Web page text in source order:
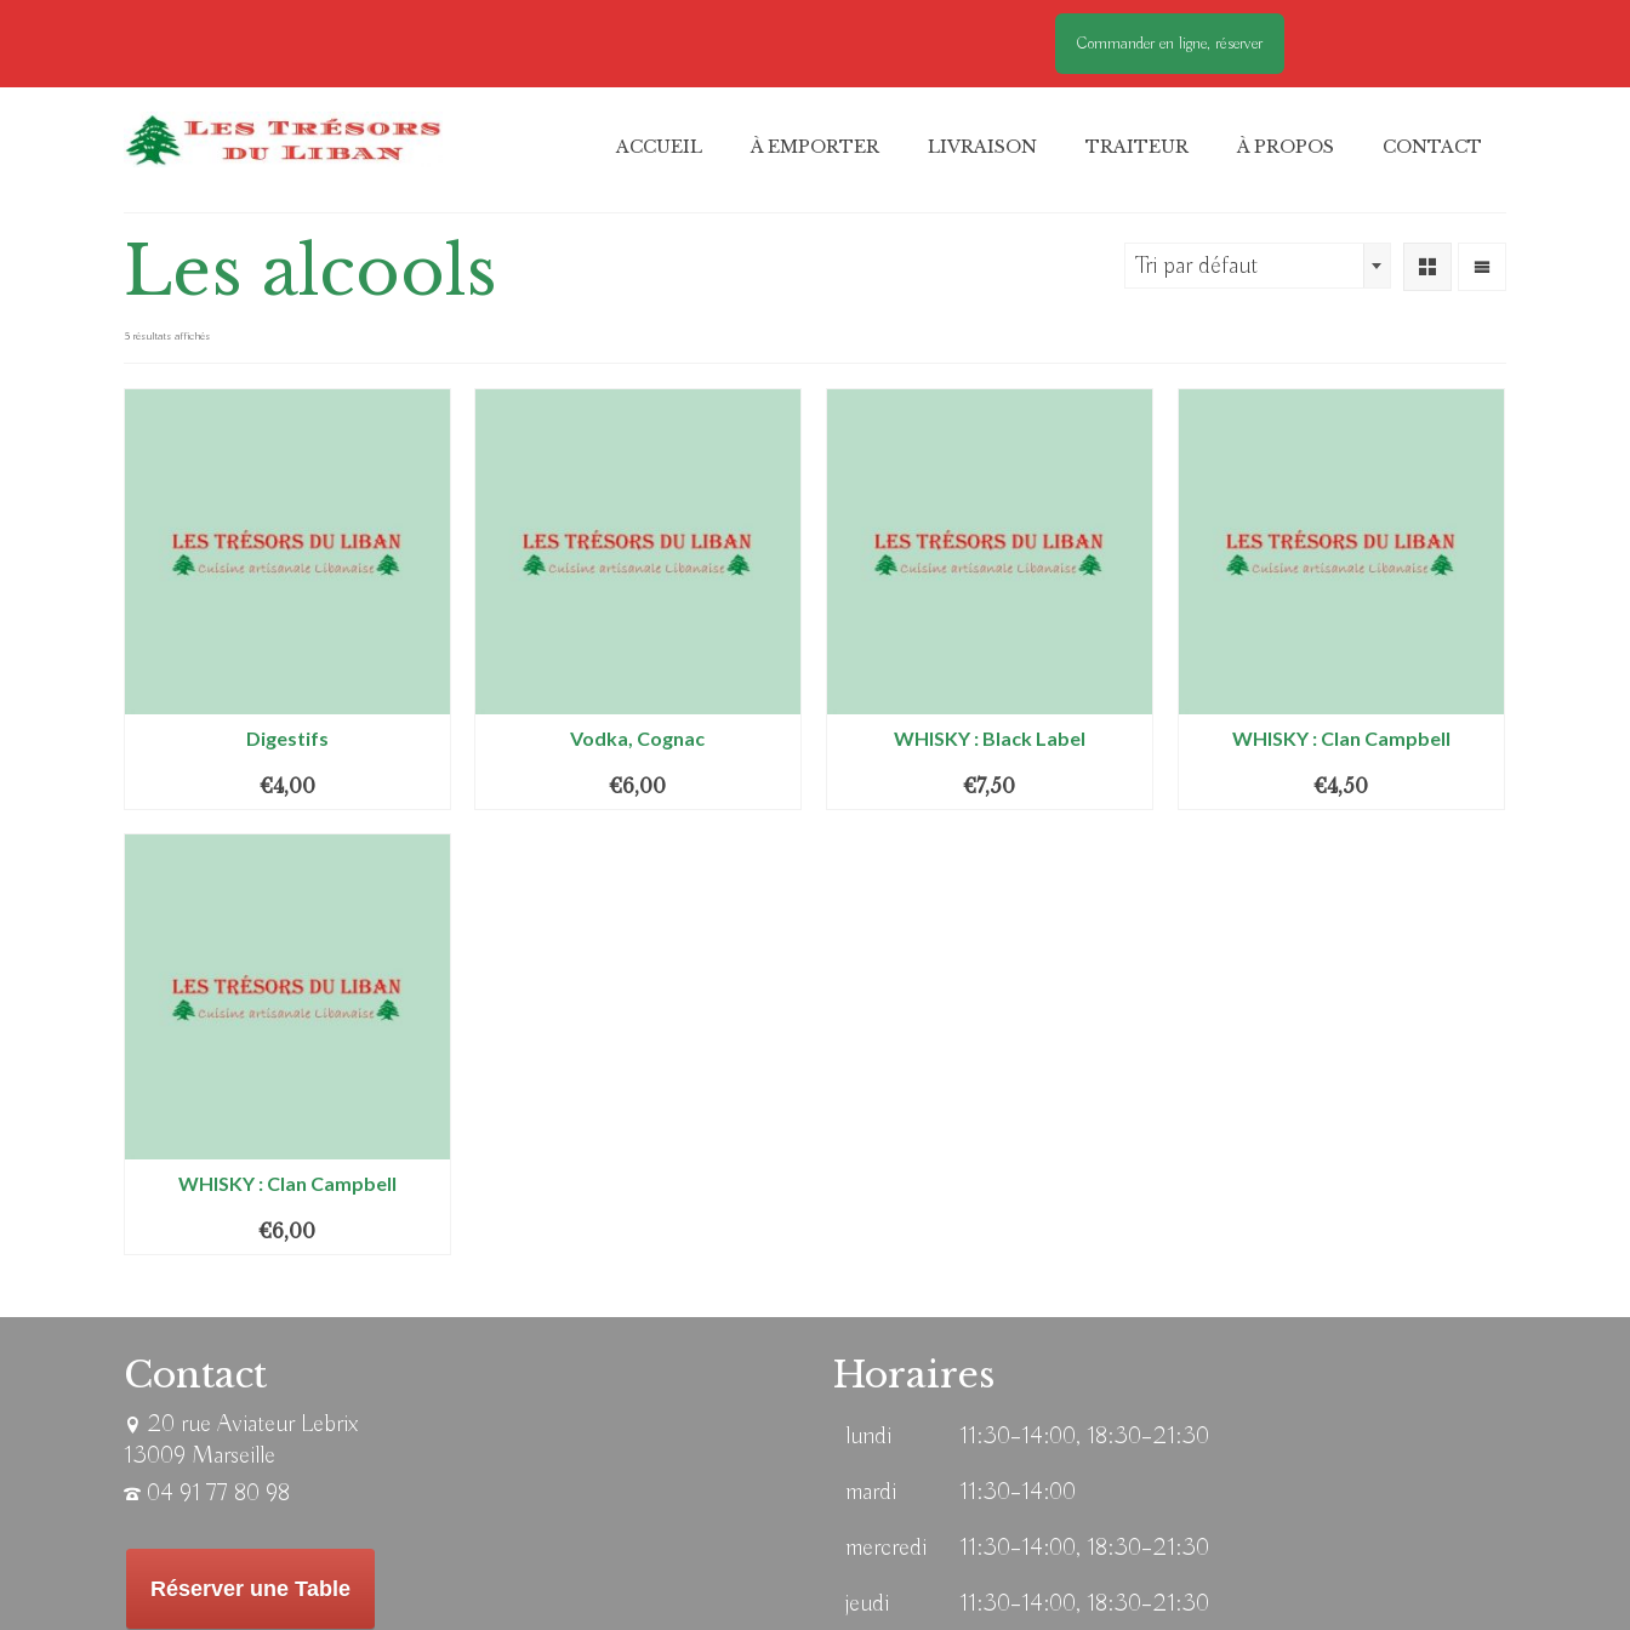
Commander en ligne, réserver
ACCUEIL À EMPORTER LIVRAISON TRAITEUR À PROPOS CONTACT
Les alcools
5 résultats affichés
Tri par défaut
Digestifs
€4,00
Vodka, Cognac
€6,00
WHISKY : Black Label
€7,50
WHISKY : Clan Campbell
€4,50
WHISKY : Clan Campbell
€6,00
Contact
20 rue Aviateur Lebrix
13009 Marseille
04 91 77 80 98
Réserver une Table
Horaires
lundi
11:30–14:00, 18:30–21:30
mardi
11:30–14:00
mercredi
11:30–14:00, 18:30–21:30
jeudi
11:30–14:00, 18:30–21:30